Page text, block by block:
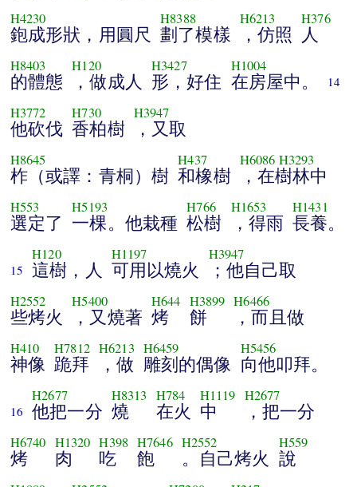
H4230
鉋成形狀，用圓尺
H8388
劃了模樣
H6213
，仿照
H376
人
H8403
的體態
H120
，做成人
H3427
形，好住
H1004
在房屋中。 14
H3772
他砍伐
H730
香柏樹
H3947
，又取
H8645
柞（或譯：青桐）樹
H437
和橡樹
H6086 H3293
，在樹林中
H553
選定了
H5193
一棵。他栽種
H766
松樹
H1653
，得雨
H1431
長養。
15
H120
這樹，人
H1197
可用以燒火
H3947
；他自己取
H2552
些烤火
H5400
，又燒著
H644
烤
H3899
餅
H6466
，而且做
H410
神像
H7812
跪拜
H6213
，做
H6459
雕刻的偶像
H5456
向他叩拜。
16
H2677
他把一分
H8313
燒
H784
在火
H1119
中
H2677
，把一分
H6740
烤
H1320
肉
H398
吃
H7646
飽
H2552
。自己烤火
H559
說